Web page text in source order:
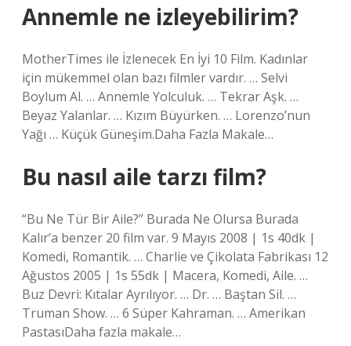
Annemle ne izleyebilirim?
MotherTimes ile İzlenecek En İyi 10 Film. Kadınlar
için mükemmel olan bazı filmler vardır. … Selvi
Boylum Al. … Annemle Yolculuk. … Tekrar Aşk. …
Beyaz Yalanlar. … Kızım Büyürken. … Lorenzo’nun
Yağı … Küçük Güneşim.Daha Fazla Makale…
Bu nasıl aile tarzı film?
“Bu Ne Tür Bir Aile?” Burada Ne Olursa Burada
Kalır’a benzer 20 film var. 9 Mayıs 2008 | 1s 40dk |
Komedi, Romantik. … Charlie ve Çikolata Fabrikası 12
Ağustos 2005 | 1s 55dk | Macera, Komedi, Aile. …
Buz Devri: Kıtalar Ayrılıyor. … Dr. … Baştan Sil. …
Truman Show. … 6 Süper Kahraman. … Amerikan
PastasıDaha fazla makale…